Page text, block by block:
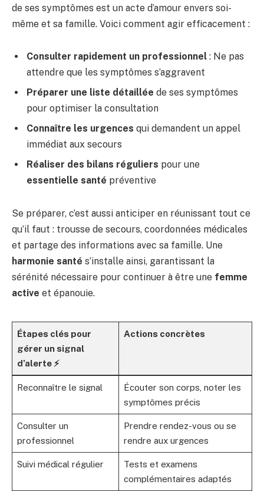
de ses symptômes est un acte d’amour envers soi-
même et sa famille. Voici comment agir efficacement :
Consulter rapidement un professionnel : Ne pas
attendre que les symptômes s’aggravent
Préparer une liste détaillée de ses symptômes
pour optimiser la consultation
Connaître les urgences qui demandent un appel
immédiat aux secours
Réaliser des bilans réguliers pour une
essentielle santé préventive
Se préparer, c’est aussi anticiper en réunissant tout ce
qu’il faut : trousse de secours, coordonnées médicales
et partage des informations avec sa famille. Une
harmonie santé s’installe ainsi, garantissant la
sérénité nécessaire pour continuer à être une femme
active et épanouie.
Étapes clés pour
gérer un signal
d’alerte ⚡
Actions concrètes
Reconnaître le signal
Écouter son corps, noter les
symptômes précis
Consulter un
professionnel
Prendre rendez-vous ou se
rendre aux urgences
Suivi médical régulier
Tests et examens
complémentaires adaptés